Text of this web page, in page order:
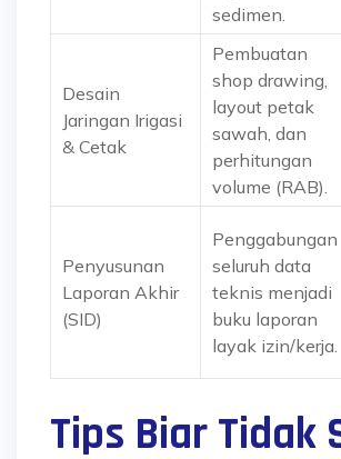
sedimen.
Desain
Jaringan Irigasi
& Cetak
Pembuatan
shop drawing,
layout petak
sawah, dan
perhitungan
volume (RAB).
Penyusunan
Laporan Akhir
(SID)
Penggabungan
seluruh data
teknis menjadi
buku laporan
layak izin/kerja.
Tips Biar Tidak